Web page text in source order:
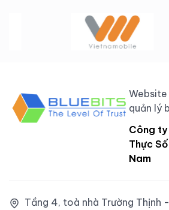
Website
quản lý
Công ty
Thực
Nam
Tầng 4, toà nhà Trường Thịnh